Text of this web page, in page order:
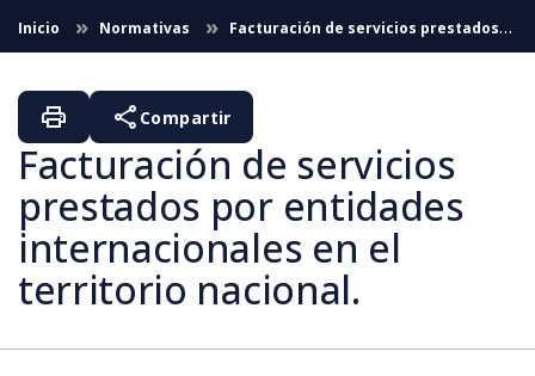
Saltar al contenido principal
Inicio Normativas
Facturación de servicios prestados
por entidades internacionales en el territorio nacional.
Facturación de servicios
prestados por entidades
internacionales en el
territorio nacional.
print share Compartir